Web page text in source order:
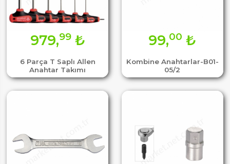
6 Parça T Saplı Allen
Anahtar Takımı
979,99₺
Kombine Anahtarlar-B01-
05/2
99,00 ₺